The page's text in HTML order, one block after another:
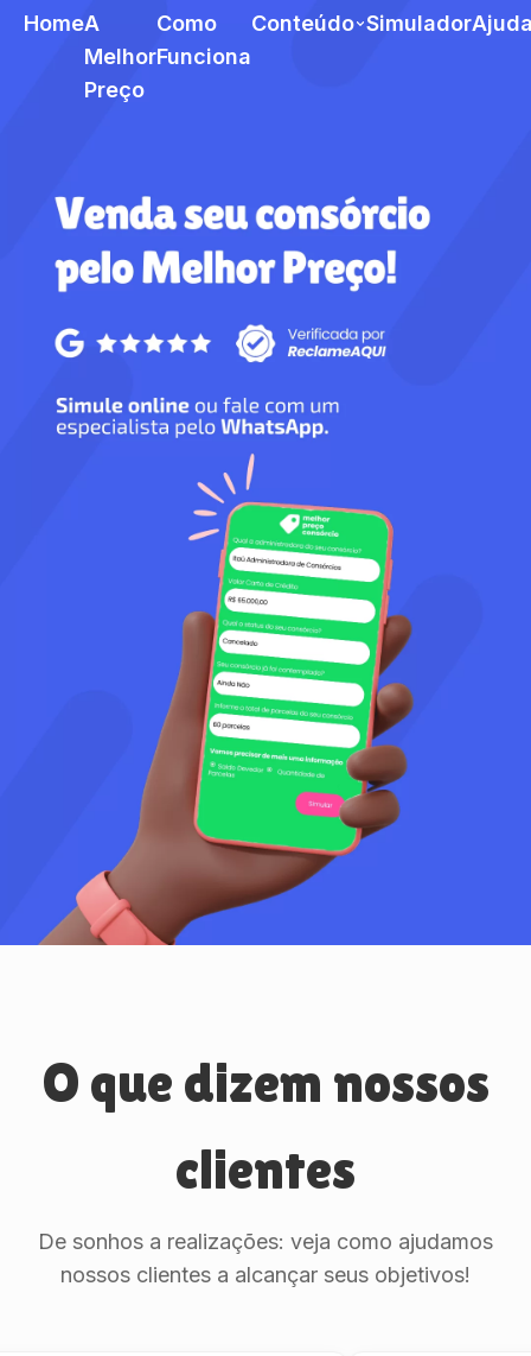
HomeA
Melhor
Preço
Como
Funciona
Conteúdo Simulador
O que dizem nossos
clientes
De sonhos a realizações: veja como ajudamos
nossos clientes a alcançar seus objetivos!